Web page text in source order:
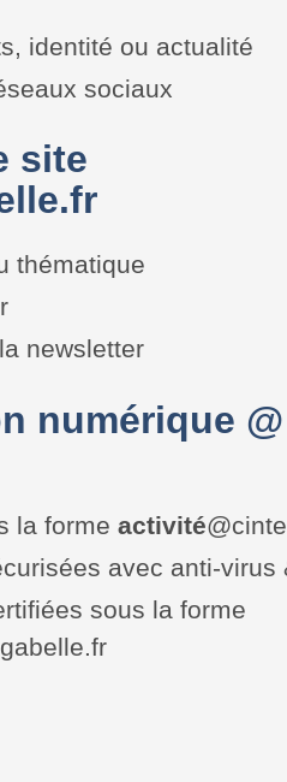
identité ou actualité
sociaux
site
thématique
newsletter
numérique
la forme activité
avec anti-virus
sous la forme